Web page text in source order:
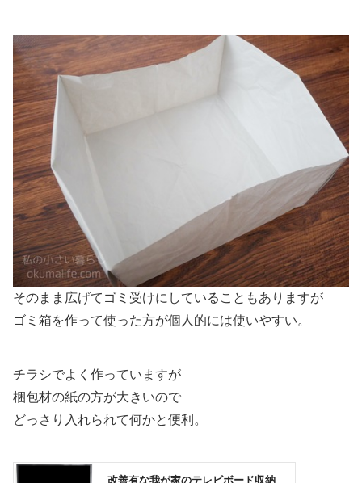
そのまま広げてゴミ受けにしていることもありますが
ゴミ箱を作って使った方が個人的には使いやすい。
チラシでよく作っていますが
梱包材の紙の方が大きいので
どっさり入れられて何かと便利。